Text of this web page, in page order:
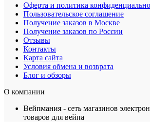
Оферта и политика
Пользовательское соглашение
Получение заказов в Москве
Получение заказов по России
Отзывы
Контакты
Карта сайта
Условия обмена и возврата
Блог и обзоры
О компании
Вейпмания - сеть магазинов
товаров для вейпа